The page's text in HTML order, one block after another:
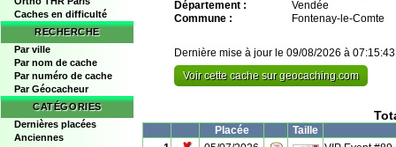
Caches en difficulté
RECHERCHE
Par ville
Par nom de cache
Par numéro de cache
Par Géocacheur
CATÉGORIES
Dernières placées
Anciennes
Département :
Vendée
Commune :
Fontenay-le-Comte
Dernière mise à jour le 09/08/2026 à 07:15:43
Voir cette cache sur geocaching.com
Placée
Taille